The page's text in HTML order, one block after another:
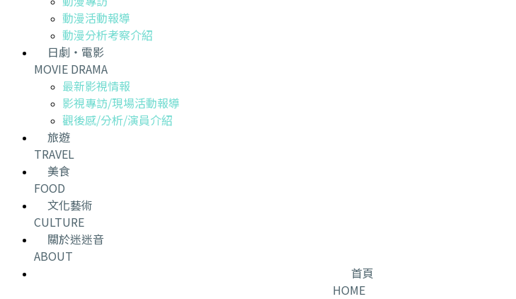
動漫活動報導
動漫分析考察介紹
日劇・電影
MOVIE DRAMA
最新影視情報
影視專訪/現場活動報導
觀後感/分析/演員介紹
旅遊
TRAVEL
美食
FOOD
文化藝術
CULTURE
關於迷迷音
ABOUT
首頁
HOME